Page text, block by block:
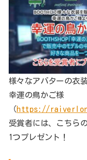
様々なアバターの衣
幸運の鳥かご様
（https://
受賞者には、こちら
1つプレゼント！